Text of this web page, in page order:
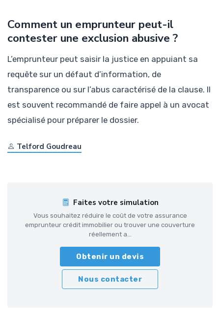
Comment un emprunteur peut-il
contester une exclusion abusive ?
L’emprunteur peut saisir la justice en appuiant sa
requête sur un défaut d’information, de
transparence ou sur l’abus caractérisé de la clause. Il
est souvent recommandé de faire appel à un avocat
spécialisé pour préparer le dossier.
Telford Goudreau
Faites votre simulation
Vous souhaitez réduire le coût de votre assurance
emprunteur crédit immobilier ou trouver une couverture
réellement a...
Obtenir un devis
Nous contacter